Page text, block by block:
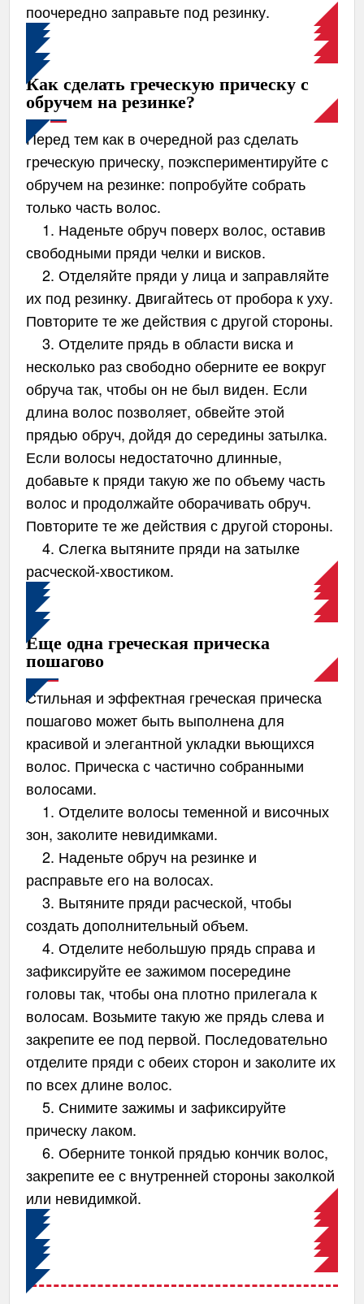
поочередно заправьте под резинку.
Как сделать греческую прическу с
обручем на резинке?
Перед тем как в очередной раз сделать
греческую прическу, поэкспериментируйте с
обручем на резинке: попробуйте собрать
только часть волос.
1. Наденьте обруч поверх волос, оставив
свободными пряди челки и висков.
2. Отделяйте пряди у лица и заправляйте
их под резинку. Двигайтесь от пробора к уху.
Повторите те же действия с другой стороны.
3. Отделите прядь в области виска и
несколько раз свободно оберните ее вокруг
обруча так, чтобы он не был виден. Если
длина волос позволяет, обвейте этой
прядью обруч, дойдя до середины затылка.
Если волосы недостаточно длинные,
добавьте к пряди такую же по объему часть
волос и продолжайте оборачивать обруч.
Повторите те же действия с другой стороны.
4. Слегка вытяните пряди на затылке
расческой-хвостиком.
Еще одна греческая прическа
пошагово
Стильная и эффектная греческая прическа
пошагово может быть выполнена для
красивой и элегантной укладки вьющихся
волос. Прическа с частично собранными
волосами.
1. Отделите волосы теменной и височных
зон, заколите невидимками.
2. Наденьте обруч на резинке и
расправьте его на волосах.
3. Вытяните пряди расческой, чтобы
создать дополнительный объем.
4. Отделите небольшую прядь справа и
зафиксируйте ее зажимом посередине
головы так, чтобы она плотно прилегала к
волосам. Возьмите такую же прядь слева и
закрепите ее под первой. Последовательно
отделите пряди с обеих сторон и заколите их
по всех длине волос.
5. Снимите зажимы и зафиксируйте
прическу лаком.
6. Оберните тонкой прядью кончик волос,
закрепите ее с внутренней стороны заколкой
или невидимкой.